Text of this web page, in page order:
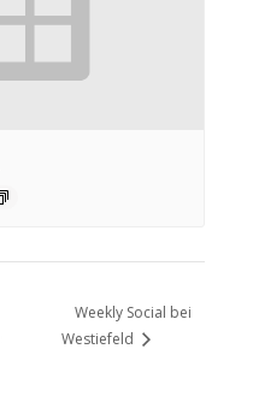
Weekly Social bei
Westiefeld